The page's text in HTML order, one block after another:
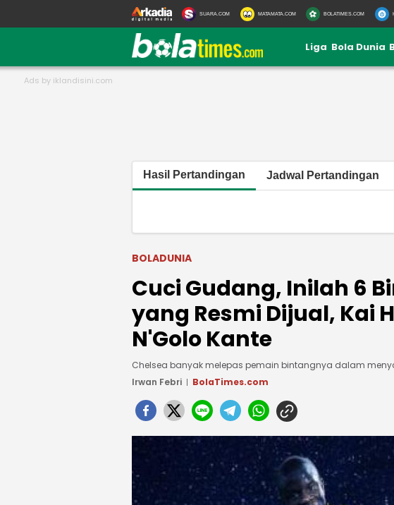
SUARA.COM MATAMATA.COM BOLATIMES.COM
Liga Bola Dunia
Hasil Pertandingan Jadwal Pertandingan
BOLADUNIA
Cuci Gudang, Inilah 6
yang Resmi Dijual, Kai
N'Golo Kante
Chelsea banyak melepas pemain bintangnya dalam
Irwan Febri
BolaTimes.com